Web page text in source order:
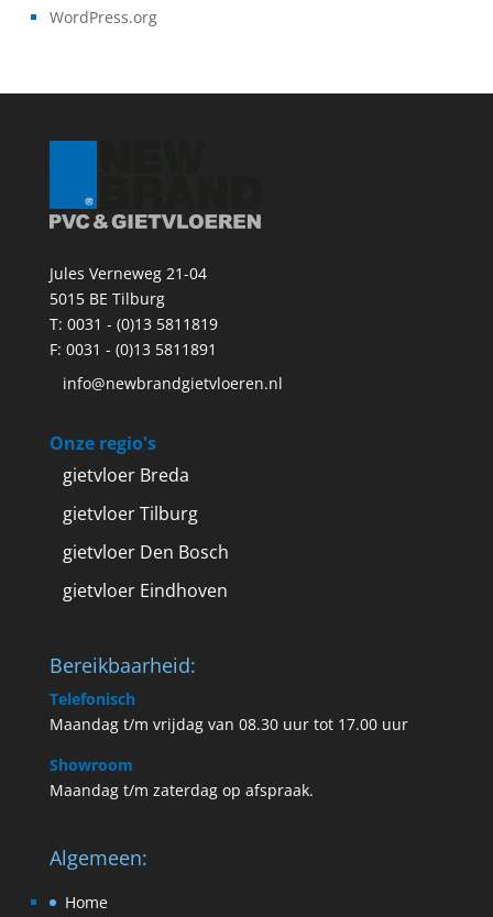
WordPress.org
Jules Verneweg 21-04
5015 BE Tilburg
T: 0031 - (0)13 5811819
F: 0031 - (0)13 5811891
info@newbrandgietvloeren.nl
Onze regio's
gietvloer Breda
gietvloer Tilburg
gietvloer Den Bosch
gietvloer Eindhoven
Bereikbaarheid:
Telefonisch
Maandag t/m vrijdag van 08.30 uur tot 17.00 uur
Showroom
Maandag t/m zaterdag op afspraak.
Algemeen:
Home